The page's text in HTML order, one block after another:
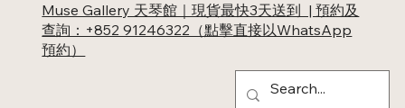
Muse Gallery 天琴館｜現貨最快3天送到 | 預約及
查詢：+852 91246322（點擊直接以WhatsApp
預約）